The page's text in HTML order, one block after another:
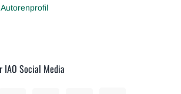
Autorenprofil
IAO Social Media